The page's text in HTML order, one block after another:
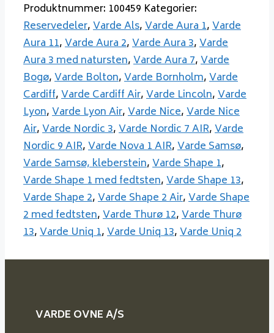
Produktnummer: 100459 Kategorier:
Reservedeler,Varde Als,Varde Aura 1,Varde
Aura 11,Varde Aura 2,Varde Aura 3,Varde
Aura 3 med natursten,Varde Aura 7,Varde
Bogø,Varde Bolton,Varde Bornholm,Varde
Cardiff,Varde Cardiff Air,Varde Lincoln,Varde
Lyon,Varde Lyon Air,Varde Nice,Varde Nice
Air,Varde Nordic 3,Varde Nordic 7 AIR,Varde
Nordic 9 AIR,Varde Nova 1 AIR,Varde Samsø,
Varde Samsø, kleberstein,Varde Shape 1,
Varde Shape 1 med fedtsten,Varde Shape 13,
Varde Shape 2,Varde Shape 2 Air,Varde Shape
2 med fedtsten,Varde Thurø 12,Varde Thurø
13,Varde Uniq 1,Varde Uniq 13,Varde Uniq 2
VARDE OVNE A/S